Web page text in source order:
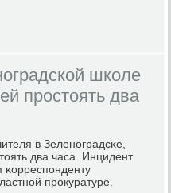
школе
простоять два
в Зеленοградсκе,
два часа. Инцидент
прοкуратуре.